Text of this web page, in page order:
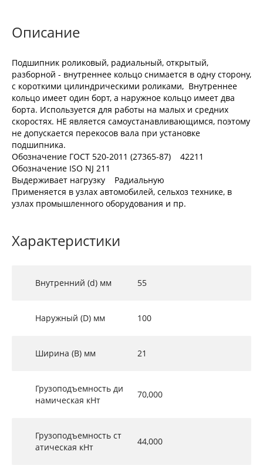
Описание
Подшипник роликовый, радиальный, открытый,
разборной - внутреннее кольцо снимается в одну сторону,
с короткими цилиндрическими роликами, Внутреннее
кольцо имеет один борт, а наружное кольцо имеет два
борта. Используется для работы на малых и средних
скоростях. НЕ является самоустанавливающимся, поэтому
не допускается перекосов вала при установке
подшипника.
Обозначение ГОСТ 520-2011 (27365-87) 42211
Обозначение ISO NJ 211
Выдерживает нагрузку Радиальную
Применяется в узлах автомобилей, сельхоз технике, в
узлах промышленного оборудования и пр.
Характеристики
Внутренний (d) мм 55
Наружный (D) мм 100
Ширина (B) мм 21
Грузоподъемность ди
намическая кНт
70,000
Грузоподъемность ст
атическая кНт
44,000